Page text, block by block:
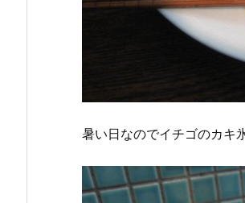
暑い日なのでイチゴのカキ